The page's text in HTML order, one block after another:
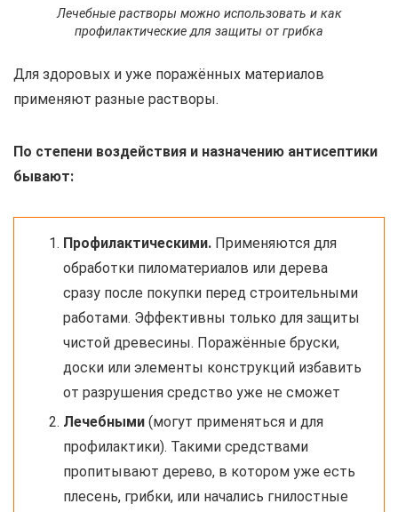
Лечебные растворы можно использовать и как
профилактические для защиты от грибка
Для здоровых и уже поражённых материалов
применяют разные растворы.
По степени воздействия и назначению антисептики
бывают:
Профилактическими. Применяются для
обработки пиломатериалов или дерева
сразу после покупки перед строительными
работами. Эффективны только для защиты
чистой древесины. Поражённые бруски,
доски или элементы конструкций избавить
от разрушения средство уже не сможет
Лечебными (могут применяться и для
профилактики). Такими средствами
пропитывают дерево, в котором уже есть
плесень, грибки, или начались гнилостные